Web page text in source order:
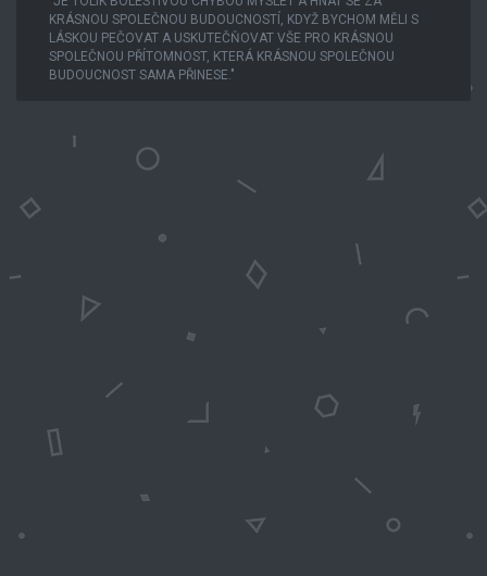
KRÁSNOU SPOLEČNOU BUDOUCNOSTÍ, KDYŽ BYCHOM MĚLI S
LÁSKOU PEČOVAT A USKUTEČŇOVAT VŠE PRO KRÁSNOU
SPOLEČNOU PŘÍTOMNOST, KTERÁ KRÁSNOU SPOLEČNOU
BUDOUCNOST SAMA PŘINESE."